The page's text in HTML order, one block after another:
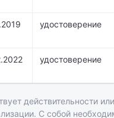
удостоверение
удостоверение
действительности
С собой